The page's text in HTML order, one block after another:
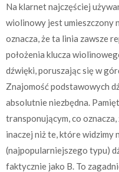
Na klarnet najczęściej
wiolinowy jest umieszczony
oznacza, że ta linia zawsze
położenia klucza
dźwięki, poruszając się w
Znajomość podstawowych
absolutnie niezbędna.
transponującym, co
inaczej niż te, które widzimy
(najpopularniejszego typu)
faktycznie jako B. To